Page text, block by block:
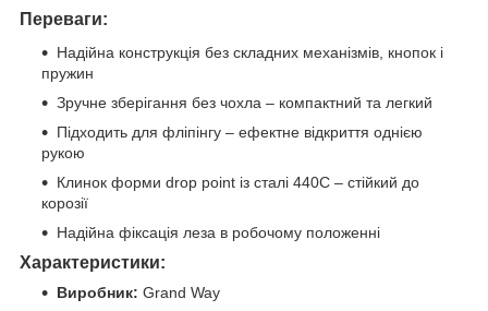
Переваги:
Надійна конструкція без складних механізмів, кнопок і
пружин
Зручне зберігання без чохла – компактний та легкий
Підходить для фліпінгу – ефектне відкриття однією
рукою
Клинок форми drop point із сталі 440C – стійкий до
корозії
Надійна фіксація леза в робочому положенні
Характеристики:
Виробник: Grand Way